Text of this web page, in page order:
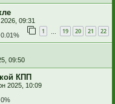
09:31
1 19 20 21 22
09:50
КПП
2025, 10:09
0%